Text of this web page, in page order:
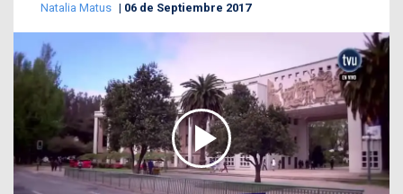
Natalia Matus 06 de Septiembre 2017